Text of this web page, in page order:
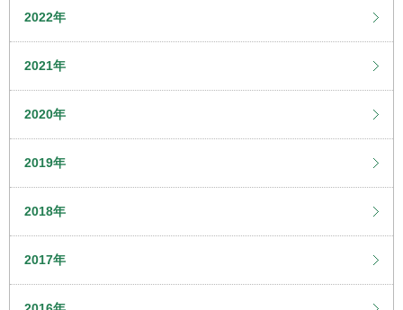
2022年
2021年
2020年
2019年
2018年
2017年